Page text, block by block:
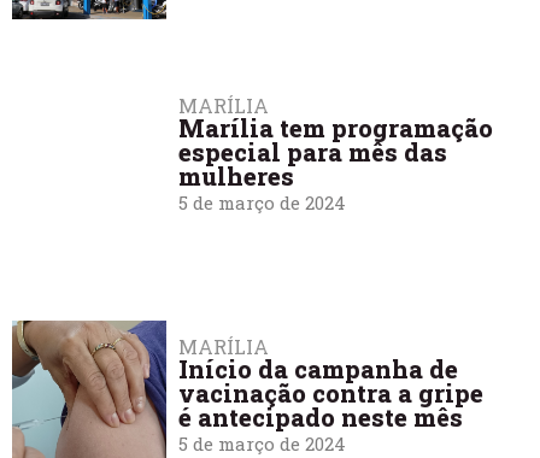
MARÍLIA
Marília tem programação
especial para mês das
mulheres
5 de março de 2024
MARÍLIA
Início da campanha de
vacinação contra a gripe
é antecipado neste mês
5 de março de 2024